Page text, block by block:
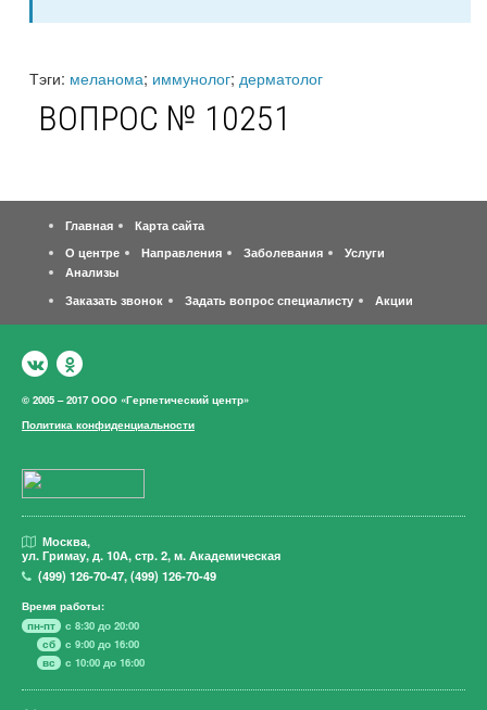
Тэги: меланома; иммунолог; дерматолог
ВОПРОС № 10251
Главная
Карта сайта
О центре
Направления Заболевания
Услуги
Анализы
Заказать звонок
Задать вопрос специалисту Акции
© 2005 – 2017 ООО «Герпетический центр»
Политика конфиденциальности
Москва,
ул. Гримау, д. 10А, стр. 2, м. Академическая
(499)126-70-47,(499)126-70-49
Время работы:
пн-пт
с 8:30 до 20:00
сб
с 9:00 до 16:00
вс
с 10:00 до 16:00